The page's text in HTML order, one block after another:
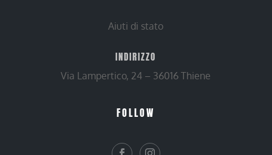
Aiuti di stato
INDIRIZZO
Via Lampertico, 24 – 36016 Thiene
FOLLOW